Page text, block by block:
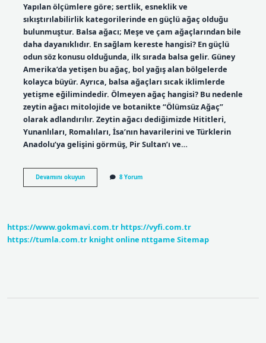
Yapılan ölçümlere göre; sertlik, esneklik ve
sıkıştırılabilirlik kategorilerinde en güçlü ağaç olduğu
bulunmuştur. Balsa ağacı; Meşe ve çam ağaçlarından bile
daha dayanıklıdır. En sağlam kereste hangisi? En güçlü
odun söz konusu olduğunda, ilk sırada balsa gelir. Güney
Amerika’da yetişen bu ağaç, bol yağış alan bölgelerde
kolayca büyür. Ayrıca, balsa ağaçları sıcak iklimlerde
yetişme eğilimindedir. Ölmeyen ağaç hangisi? Bu nedenle
zeytin ağacı mitolojide ve botanikte “Ölümsüz Ağaç”
olarak adlandırılır. Zeytin ağacı dediğimizde Hititleri,
Yunanlıları, Romalıları, İsa’nın havarilerini ve Türklerin
Anadolu’ya gelişini görmüş, Pir Sultan’ı ve…
Devamını okuyunHangi
Ağaç
8 Yorum
https://www.gokmavi.com.tr https://vyfi.com.tr
https://tumla.com.tr knight online nttgame Sitemap